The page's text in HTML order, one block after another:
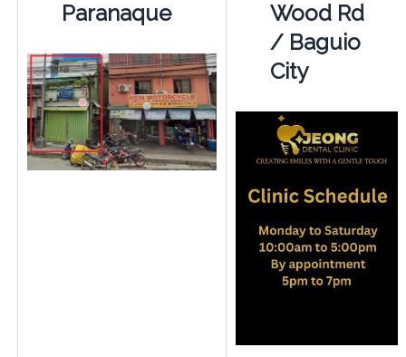
Paranaque
Wood Rd
/ Baguio
City